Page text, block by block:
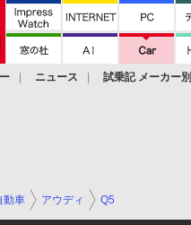
ニュース 試乗記 メーカー別
動車 アウディ Q5